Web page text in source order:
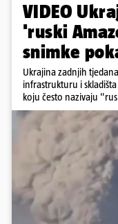
VIDEO
'ruski
snimke
Ukrajina zadnjih
infrastrukturu i
koju često nazivaju
gleda samo kao na
snage koriste i za vojne
distribuciju dijelova za
ratu. S druge strane,
bombardiranja
kao način da se
teritorij i približe